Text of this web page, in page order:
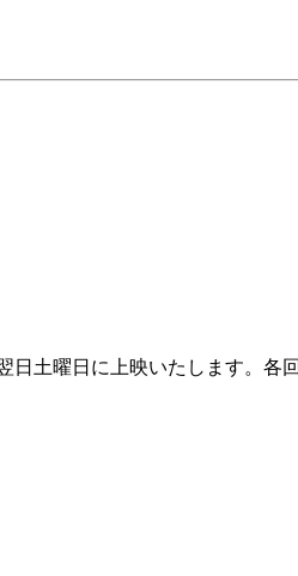
土曜日に上映いたします。各